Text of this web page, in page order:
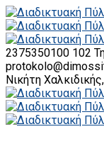
2375350100 102
Νικήτη